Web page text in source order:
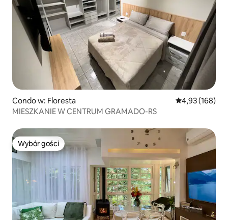
Condo w: Floresta Średnia
4,93 (168)
MIESZKANIE W CENTRUM GRAMADO-RS
Wybór gości
Wybór gości